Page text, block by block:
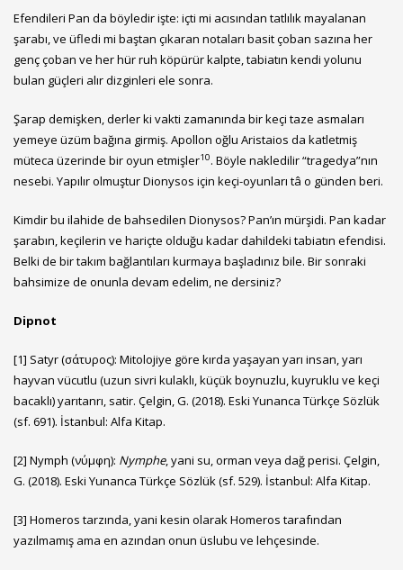
Efendileri Pan da böyledir işte: içti mi acısından tatlılık mayalanan
şarabı, ve üfledi mi baştan çıkaran notaları basit çoban sazına her
genç çoban ve her hür ruh köpürür kalpte, tabiatın kendi yolunu
bulan güçleri alır dizginleri ele sonra.
Şarap demişken, derler ki vakti zamanında bir keçi taze asmaları
yemeye üzüm bağına girmiş. Apollon oğlu Aristaios da katletmiş
müteca üzerinde bir oyun etmişler10. Böyle nakledilir “tragedya”nın
nesebi. Yapılır olmuştur Dionysos için keçi-oyunları tâ o günden beri.
Kimdir bu ilahide de bahsedilen Dionysos? Pan’ın mürşidi. Pan kadar
şarabın, keçilerin ve hariçte olduğu kadar dahildeki tabiatın efendisi.
Belki de bir takım bağlantıları kurmaya başladınız bile. Bir sonraki
bahsimize de onunla devam edelim, ne dersiniz?
Dipnot
[1] Satyr (σάτυρος): Mitolojiye göre kırda yaşayan yarı insan, yarı
hayvan vücutlu (uzun sivri kulaklı, küçük boynuzlu, kuyruklu ve keçi
bacaklı) yarıtanrı, satir. Çelgin, G. (2018). Eski Yunanca Türkçe Sözlük
(sf. 691). İstanbul: Alfa Kitap.
[2] Nymph (νύμφη): Nymphe, yani su, orman veya dağ perisi. Çelgin,
G. (2018). Eski Yunanca Türkçe Sözlük (sf. 529). İstanbul: Alfa Kitap.
[3] Homeros tarzında, yani kesin olarak Homeros tarafından
yazılmamış ama en azından onun üslubu ve lehçesinde.